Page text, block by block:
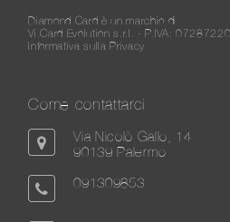
Diamond Card è un marchio di
Vi.Card Evolution s.r.l. - P.IVA:
Informativa sulla Privacy
Come contattarci
Via Nicolò Gallo, 14
90139 Palermo
091309853